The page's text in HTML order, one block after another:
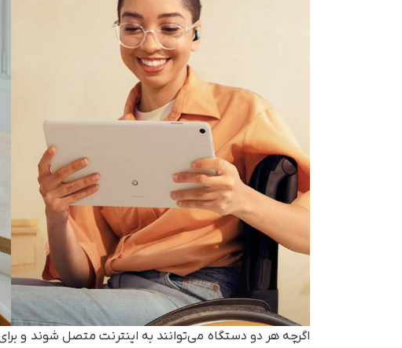
اگرچه هر دو دستگاه می‌توانند به اینترنت متصل شوند و